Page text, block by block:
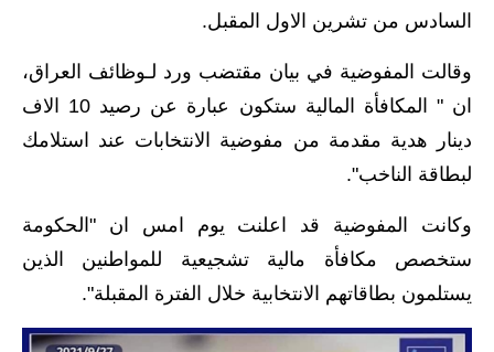
المرحلة المتوسطة
المرحلة الاعدادية
اسئلة وزارية
المرحلة المتوسطة
المرحلة الاعدادية
السادس من تشرين الاول المقبل.
وقالت المفوضية في بيان مقتضب ورد لـوظائف العراق،
ان " المكافأة المالية ستكون عبارة عن رصيد 10 الاف
دينار هدية مقدمة من مفوضية الانتخابات عند استلامك
لبطاقة الناخب".
وكانت المفوضية قد اعلنت يوم امس ان "الحكومة
ستخصص مكافأة مالية تشجيعية للمواطنين الذين
يستلمون بطاقاتهم الانتخابية خلال الفترة المقبلة".